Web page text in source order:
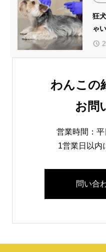
狂
ゃ
わんこの
お問
営業時間：
1営業日以内
問い合